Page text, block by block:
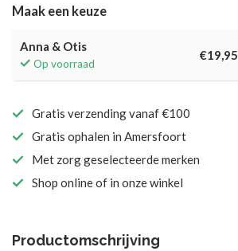
Maak een keuze
Anna & Otis
Op voorraad
€19,95
Gratis verzending vanaf €100
Gratis ophalen in Amersfoort
Met zorg geselecteerde merken
Shop online of in onze winkel
Productomschrijving